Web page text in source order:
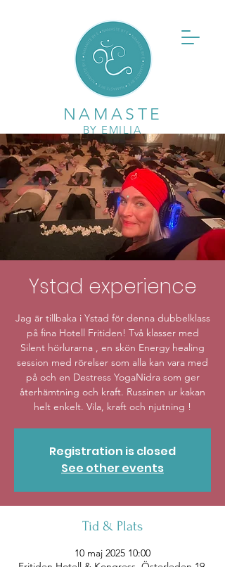
BY EMILIA
NAMASTE
Ystad experience
Jag är tillbaka i Ystad för denna dubbelklass
på fina Hotell Fritiden! Två klasser med
Silent hörlurarna , en skön Energy healing
session med rörelser som alla kan vara med
på och en Destress YogaNidra som ger
återhämtning och kraft. Russinen ur kakan
Registration is closed
See other events
Tid & Plats
10 maj 2025 10:00